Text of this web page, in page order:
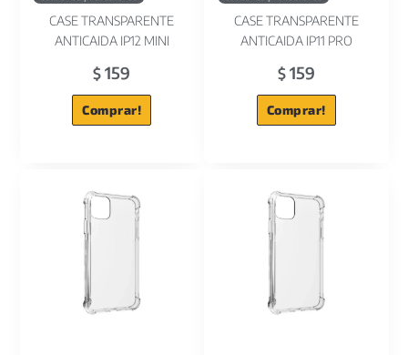
CASE TRANSPARENTE
ANTICAIDA IP12 MINI
$ 159
Comprar!
CASE TRANSPARENTE
ANTICAIDA IP11 PRO
$159
Comprar!